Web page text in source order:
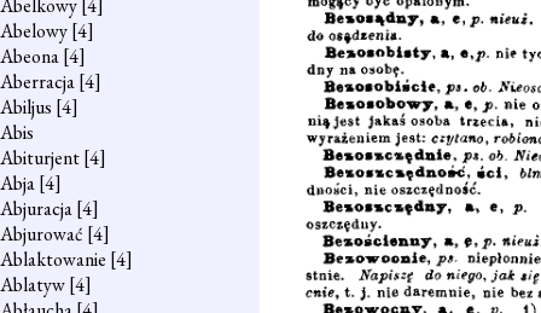
Abelkowy[4]
Abelowy[4]
Abeona[4]
Aberracja[4]
Abiljus [4]
Abis
Abiturjent[4]
Abja[4]
Abjuracja[4]
Abjurować [4]
Ablaktowanie [4]
Ablatyw[4]